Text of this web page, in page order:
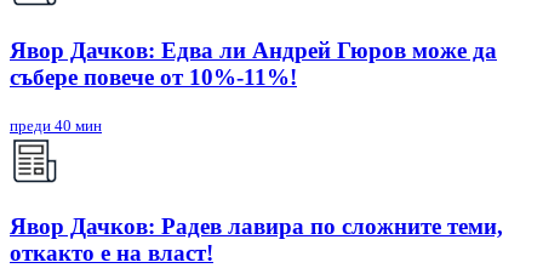
Явор Дачков: Едва ли Андрей Гюров може да
събере повече от 10%-11%!
преди 40 мин
Явор Дачков: Радев лавира по сложните теми,
откакто е на власт!